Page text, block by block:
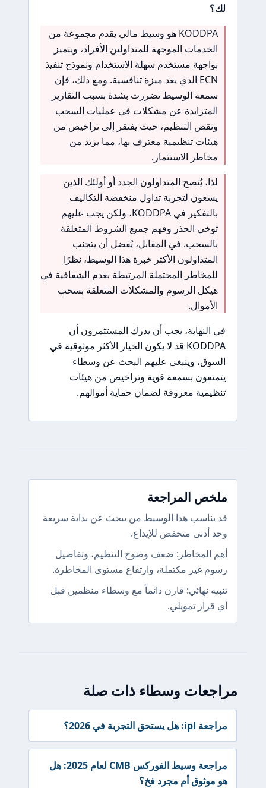
لك؟
KODDPA هو وسيط مالي يقدم مجموعة من
الخدمات الموجهة للمتداولين الأفراد، ويتميز
بواجهة مستخدم سهلة الاستخدام ونموذج تنفيذ
ECN الذي يعد ميزة تنافسية. ومع ذلك، فإن
سمعة الوسيط تضررت بشدة بسبب التقارير
المتزايدة عن مشكلات في عمليات السحب
ونقص التنظيم، حيث يفتقر إلى تراخيص من
هيئات تنظيمية معترف بها، مما يزيد من
مخاطر الاستثمار.
لذا، يُنصح المتداولون الجدد أو أولئك الذين
يسعون لتجربة تداول منخفضة التكاليف
بالتفكير في KODDPA، ولكن يجب عليهم
توخي الحذر وفهم جميع الشروط المتعلقة
بالسحب. في المقابل، يُفضل أن يتجنب
المتداولون الأكثر خبرة هذا الوسيط، نظرًا
للمخاطر المحتملة المرتبطة بعدم الشفافية في
هيكل الرسوم والمشكلات المتعلقة بسحب
الأموال.
في النهاية، يجب أن يدرك المستثمرون أن
KODDPA قد لا يكون الخيار الأكثر موثوقية في
السوق، وينبغي عليهم البحث عن وسطاء
يتمتعون بسمعة قوية وتراخيص من هيئات
تنظيمية معروفة لضمان حماية أموالهم.
ملخص المراجعة
قد يناسب هذا الوسيط من يبحث عن بداية سريعة
وحد أدنى منخفض للإيداع.
أهم المخاطر: ضعف وضوح التنظيم، وتفاصيل
رسوم غير مكتملة، وارتفاع مستوى المخاطرة.
تنبيه نهائي: قارن دائماً مع وسطاء منظمين قبل
أي قرار تمويلي.
مراجعات وسطاء ذات صلة
مراجعة ipl: هل يستحق التجربة في 2026؟
مراجعة وسيط الفوركس CMB لعام 2025: هل
هو موثوق أم مجرد فخ؟